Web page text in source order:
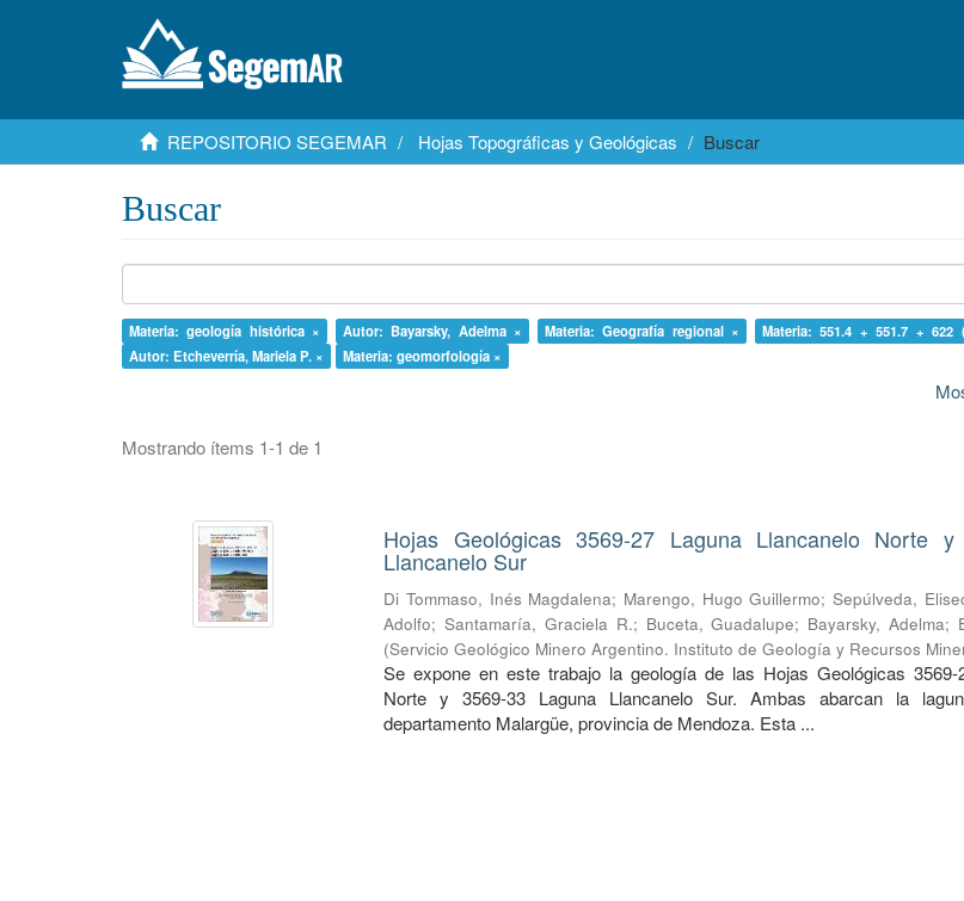
REPOSITORIO SEGEMAR Hojas Topográficas y Geológicas Buscar
Buscar
Materia: geología histórica × Autor: Bayarsky, Adelma × Materia: Geografía regional ×
Materia: 551.4 + 551.7 + 622
Autor: Etcheverría, Mariela P. ×
Materia: geomorfología ×
Mostrando ítems 1-1 de 1
Hojas Geológicas 3569-27 Laguna Llancanelo Norte
Llancanelo Sur
Di Tommaso, Inés Magdalena; Marengo, Hugo Guillermo; Sepúlveda,
Adolfo;Santamaría, Graciela R.; Buceta, Guadalupe; Bayarsky, Adelma;
(Servicio Geológico Minero Argentino. Instituto de Geología y Recursos
Se expone en este trabajo la geología de las Hojas Geológicas 3569-
Norte y 3569-33 Laguna Llancanelo Sur. Ambas abarcan la
departamento Malargüe, provincia de Mendoza. Esta ...